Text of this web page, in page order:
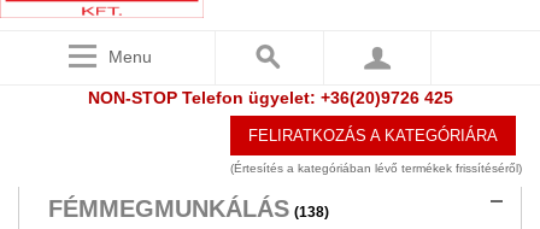
Menu
NON-STOP Telefon ügyelet: +36(20)9726 425
FELIRATKOZÁS A KATEGÓRIÁRA
(Értesítés a kategóriában lévő termékek frissítéséről)
FELÜLETKEZELÉS ,FESTŐKABIN
FÉMGŐZÖLÉS PVD TECHNOLÓGIA (3)
FÉMMEGMUNKÁLÁS (138)